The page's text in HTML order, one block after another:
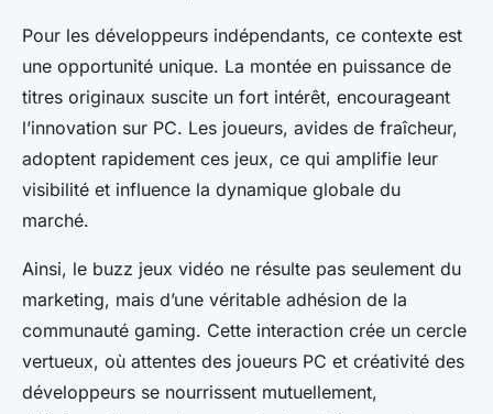
Pour les développeurs indépendants, ce contexte est
une opportunité unique. La montée en puissance de
titres originaux suscite un fort intérêt, encourageant
l’innovation sur PC. Les joueurs, avides de fraîcheur,
adoptent rapidement ces jeux, ce qui amplifie leur
visibilité et influence la dynamique globale du
marché.
Ainsi, le buzz jeux vidéo ne résulte pas seulement du
marketing, mais d’une véritable adhésion de la
communauté gaming. Cette interaction crée un cercle
vertueux, où attentes des joueurs PC et créativité des
développeurs se nourrissent mutuellement,